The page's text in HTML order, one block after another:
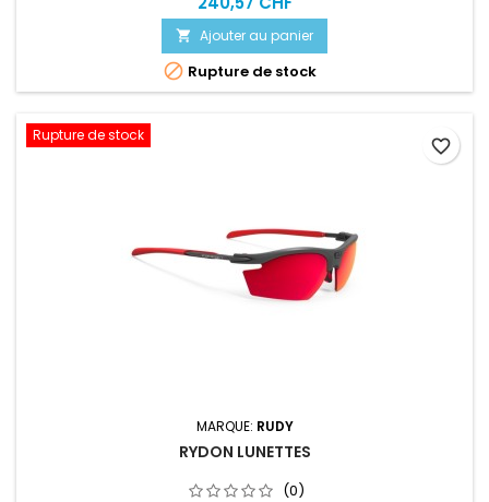
 Ajouter au panier
 Rupture de stock
Rupture de stock
MARQUE: RUDY
RYDON LUNETTES
(0)
favorite_border